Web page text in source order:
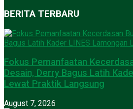
BERITA TERBARU
Fokus Pemanfaatan
Desain, Derry Bagus Latih
Lewat Praktik Langsung
August 7, 2026